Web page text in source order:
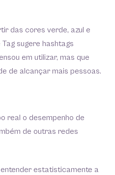
das cores verde, azul e
sugere hashtags
em utilizar, mas que
de alcançar mais pessoas.
real o desempenho de
de outras redes
estatisticamente a